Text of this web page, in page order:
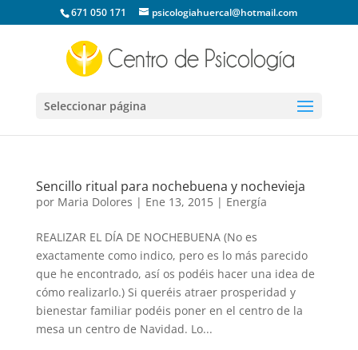
671 050 171 psicologiahuercal@hotmail.com
Seleccionar página
Sencillo ritual para nochebuena y nochevieja
por Maria Dolores | Ene 13, 2015| Energía
REALIZAR EL DÍA DE NOCHEBUENA (No es
exactamente como indico, pero es lo más parecido
que he encontrado, así os podéis hacer una idea de
cómo realizarlo.) Si queréis atraer prosperidad y
bienestar familiar podéis poner en el centro de la
mesa un centro de Navidad. Lo...